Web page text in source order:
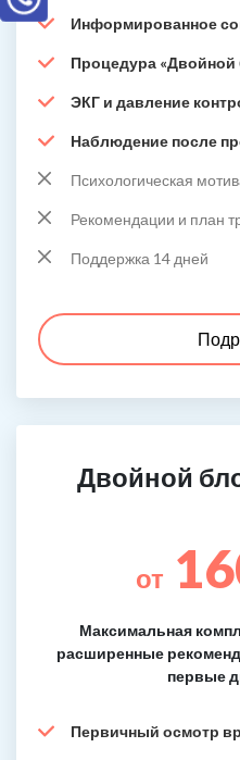
Информированное
Процедура «Двойной
ЭКГ и давление
Наблюдение после
Психологическая
Рекомендации и план
Поддержка 14 дней
Двойной
от
Максимальная
расширенные
первые
Первичный осмотр